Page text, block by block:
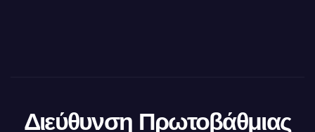
Διεύθυνση Πρωτοβάθμιας